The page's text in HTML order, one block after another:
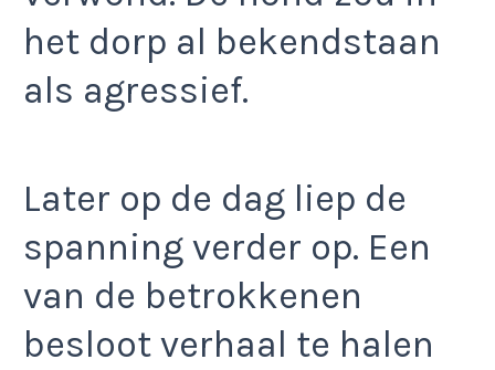
het dorp al bekendstaan
als agressief.
Later op de dag liep de
spanning verder op. Een
van de betrokkenen
besloot verhaal te halen